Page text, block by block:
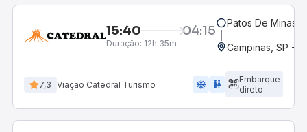
15:40 04:15
Duração: 12h 35m
Patos De Minas,
Campinas, SP -
7,3 Viação Catedral Turismo ac_unit wc
Embarque
direto